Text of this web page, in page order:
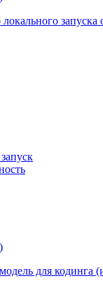
запуска
для кодинга